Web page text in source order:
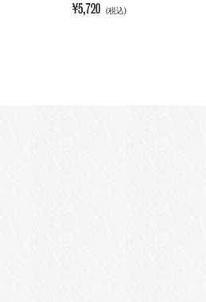
¥5,720 (税込)